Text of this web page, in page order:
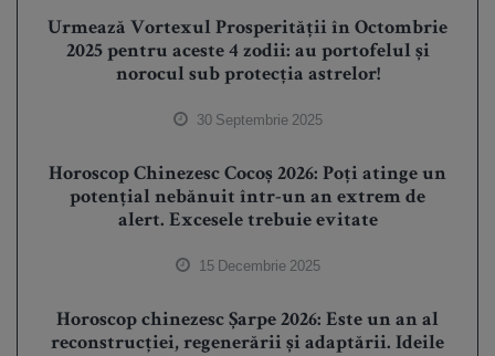
Urmează Vortexul Prosperității în Octombrie
2025 pentru aceste 4 zodii: au portofelul și
norocul sub protecția astrelor!
30 Septembrie 2025
Horoscop Chinezesc Cocoș 2026: Poți atinge un
potențial nebănuit într-un an extrem de
alert. Excesele trebuie evitate
15 Decembrie 2025
Horoscop chinezesc Șarpe 2026: Este un an al
reconstrucției, regenerării și adaptării. Ideile